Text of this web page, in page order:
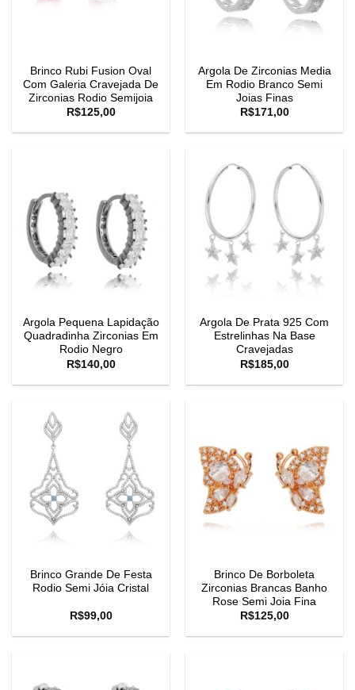
Brinco Rubi Fusion Oval
Com Galeria Cravejada De
Zirconias Rodio Semijoia
R$125,00
Argola De Zirconias Media
Em Rodio Branco Semi
Joias Finas
R$171,00
Argola Pequena Lapidação
Quadradinha Zirconias Em
Rodio Negro
R$140,00
Argola De Prata 925 Com
Estrelinhas Na Base
Cravejadas
R$185,00
Brinco Grande De Festa
Rodio Semi Jóia Cristal
R$99,00
Brinco De Borboleta
Zirconias Brancas Banho
Rose Semi Joia Fina
R$125,00